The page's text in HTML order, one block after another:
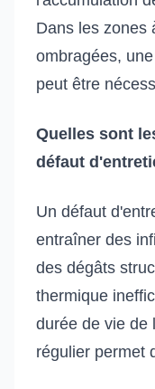
Dans les zones
ombragées,
peut être
Quelles sont
défaut
Un défaut
entraîner des
des dégâts
thermique
durée de vie de
régulier permet